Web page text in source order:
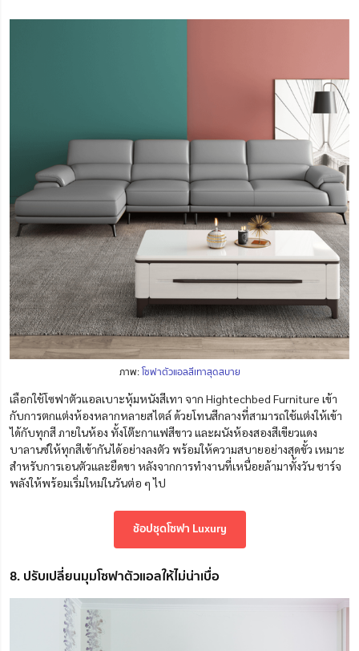
ภาพ:โซฟาตัวแอลสีเทาสุดสบาย
เลือกใช้โซฟาตัวแอลเบาะหุ้มหนังสีเทา จาก Hightechbed Furniture เข้า
กับการตกแต่งห้องหลากหลายสไตล์ด้วยโทนสีกลางที่สามารถใช้แต่งให้เข้า
ได้กับทุกสีภายในห้อง ทั้งโต๊ะกาแฟสีขาว และผนังห้องสองสีเขียวแดง
บาลานซ์ให้ทุกสีเข้ากันได้อย่างลงตัว พร้อมให้ความสบายอย่างสุดขั้ว เหมาะ
สำหรับการเอนตัวและยืดขา หลังจากการทำงานที่เหนื่อยล้ามาทั้งวัน ชาร์จ
พลังให้พร้อมเริ่มใหม่ในวันต่อ ๆ ไป
ช้อปชุดโซฟา Luxury
8. ปรับเปลี่ยนมุมโซฟาตัวแอลให้ไม่น่าเบื่อ